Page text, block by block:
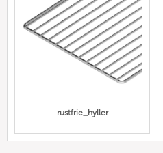
rustfrie_hyller